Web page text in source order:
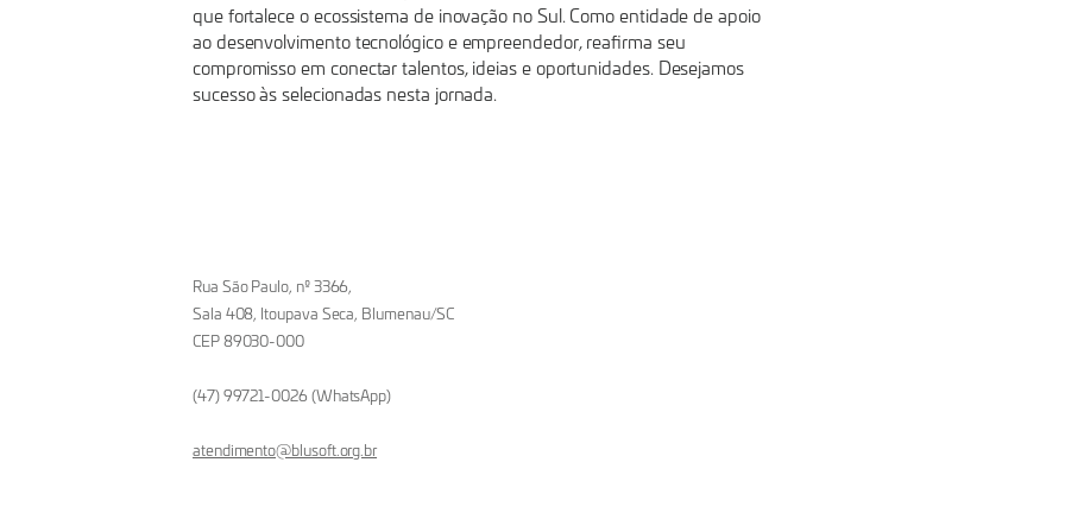
que fortalece o ecossistema de inovação no Sul. Como entidade de apoio
ao desenvolvimento tecnológico e empreendedor, reafirma seu
compromisso em conectar talentos, ideias e oportunidades. Desejamos
sucesso às selecionadas nesta jornada.
Rua São Paulo, nº 3366,
Sala 408, Itoupava Seca, Blumenau/SC
CEP 89030-000
(47) 99721-0026 (WhatsApp)
atendimento@blusoft.org.br